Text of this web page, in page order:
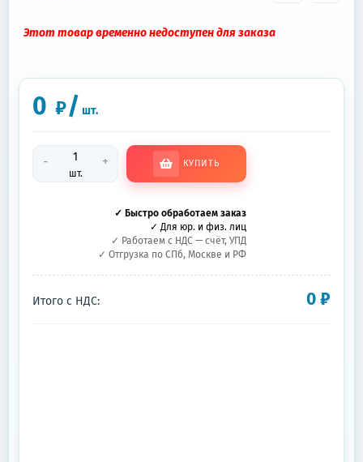
Этот товар временно недоступен для заказа
0 ₽/ шт.
-
шт.
+ КУПИТЬ
✓ Быстро обработаем заказ
✓ Для юр. и физ. лиц
✓ Работаем с НДС — счёт, УПД
✓ Отгрузка по СПб, Москве и РФ
Итого с НДС: 0₽